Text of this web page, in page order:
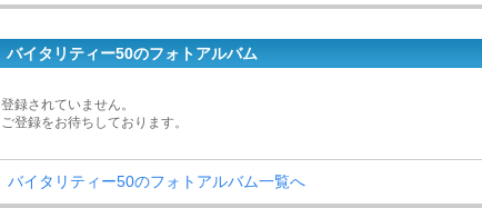
バイタリティー50のフォトアルバム
登録されていません。
ご登録をお待ちしております。
バイタリティー50のフォトアルバム一覧へ